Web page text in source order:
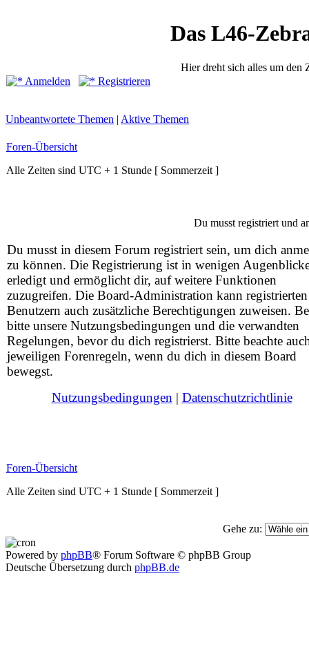
Das L46-
Hier dreht sich alles um den
Anmelden
Registrieren
Unbeantwortete Themen | Aktive Themen
Foren-Übersicht
Alle Zeiten sind UTC + 1 Stunde [ Sommerzeit ]
Du musst registriert und
Du musst in diesem Forum registriert sein, um dich
zu können. Die Registrierung ist in wenigen
erledigt und ermöglicht dir, auf weitere Funktionen
zuzugreifen. Die Board-Administration kann registrierten
Benutzern auch zusätzliche Berechtigungen zuweisen.
bitte unsere Nutzungsbedingungen und die verwandten
Regelungen, bevor du dich registrierst. Bitte beachte
jeweiligen Forenregeln, wenn du dich in diesem Board
bewegst.
Nutzungsbedingungen | Datenschutzrichtlinie
Foren-Übersicht
Alle Zeiten sind UTC + 1 Stunde [ Sommerzeit ]
Gehe zu:
Powered by phpBB® Forum Software © phpBB Group
Deutsche Übersetzung durch phpBB.de